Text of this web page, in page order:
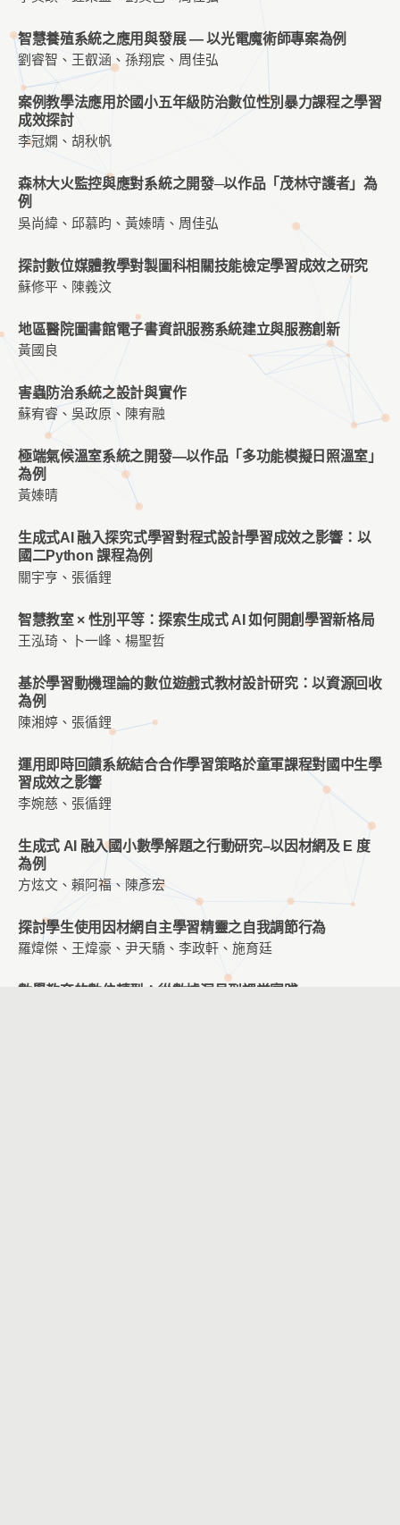
智慧養殖系統之應用與發展 — 以光電魔術師專案為例
劉睿智、王叡涵、孫翔宸、周佳弘
案例教學法應用於國小五年級防治數位性別暴力課程之學習
成效探討
李冠嫻、胡秋帆
森林大火監控與應對系統之開發─以作品「茂林守護者」為
例
吳尚緯、邱慕昀、黃嫀晴、周佳弘
探討數位媒體教學對製圖科相關技能檢定學習成效之研究
蘇修平、陳義汶
地區醫院圖書館電子書資訊服務系統建立與服務創新
黃國良
害蟲防治系統之設計與實作
蘇宥睿、吳政原、陳宥融
極端氣候溫室系統之開發—以作品「多功能模擬日照溫室」
為例
黃嫀晴
生成式AI 融入探究式學習對程式設計學習成效之影響：以
國二Python 課程為例
關宇亨、張循鋰
智慧教室 × 性別平等：探索生成式 AI 如何開創學習新格局
王泓琦、卜一峰、楊聖哲
基於學習動機理論的數位遊戲式教材設計研究：以資源回收
為例
陳湘婷、張循鋰
運用即時回饋系統結合合作學習策略於童軍課程對國中生學
習成效之影響
李婉慈、張循鋰
生成式 AI 融入國小數學解題之行動研究–以因材網及 E 度
為例
方炫文、賴阿福、陳彥宏
探討學生使用因材網自主學習精靈之自我調節行為
羅煒傑、王煒豪、尹天驕、李政軒、施育廷
數學教育的數位轉型：從數據洞見到課堂實踐